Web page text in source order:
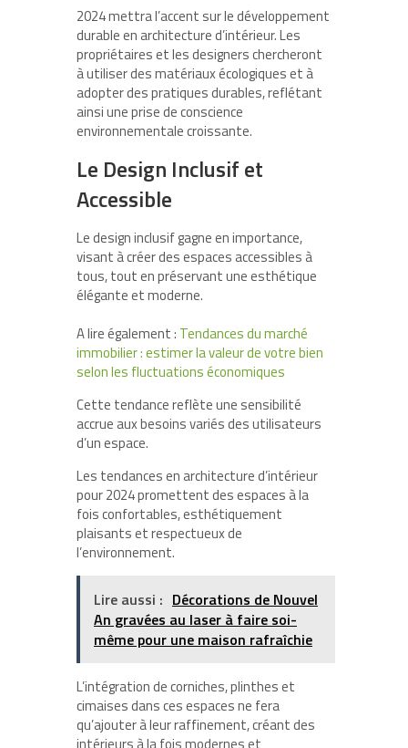
2024 mettra l’accent sur le développement
durable en architecture d’intérieur. Les
propriétaires et les designers chercheront
à utiliser des matériaux écologiques et à
adopter des pratiques durables, reflétant
ainsi une prise de conscience
environnementale croissante.
Le Design Inclusif et
Accessible
Le design inclusif gagne en importance,
visant à créer des espaces accessibles à
tous, tout en préservant une esthétique
élégante et moderne.
A lire également : Tendances du marché
immobilier : estimer la valeur de votre bien
selon les fluctuations économiques
Cette tendance reflète une sensibilité
accrue aux besoins variés des utilisateurs
d’un espace.
Les tendances en architecture d’intérieur
pour 2024 promettent des espaces à la
fois confortables, esthétiquement
plaisants et respectueux de
l’environnement.
Lire aussi : Décorations de Nouvel
An gravées au laser à faire soi-
même pour une maison rafraîchie
L’intégration de corniches, plinthes et
cimaises dans ces espaces ne fera
qu’ajouter à leur raffinement, créant des
intérieurs à la fois modernes et